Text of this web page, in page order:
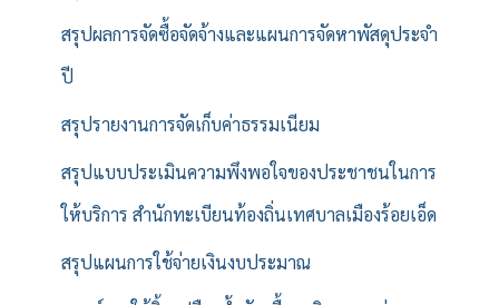
สรุปผลการจัดซื้อจัดจ้างและแผนการจัดหาพัสดุประจำ
ปี
สรุปรายงานการจัดเก็บค่าธรรมเนียม
สรุปแบบประเมินความพึงพอใจของประชาชนในการ
ให้บริการ สำนักทะเบียนท้องถิ่นเทศบาลเมืองร้อยเอ็ด
สรุปแผนการใช้จ่ายเงินงบประมาณ